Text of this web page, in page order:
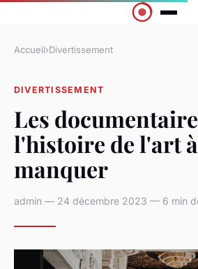
Accueil›Divertissement
DIVERTISSEMENT
Les
l'histoire de l'art
manquer
admin — 24 décembre 2023 — 6 min